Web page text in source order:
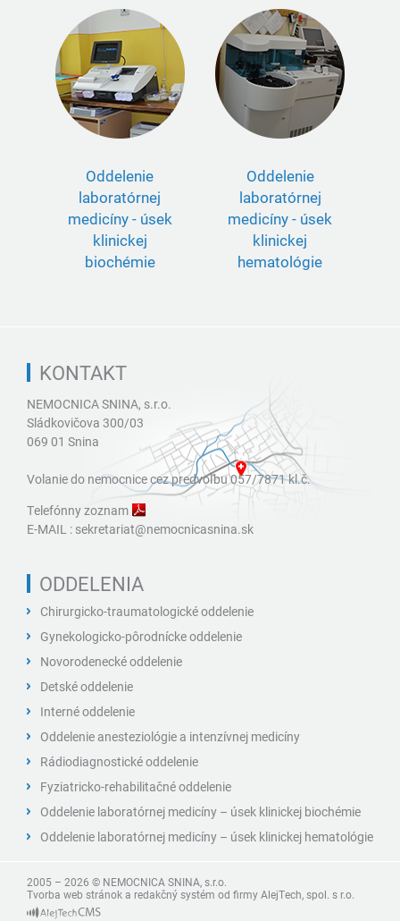
Oddelenie
laboratórnej
medicíny - úsek
klinickej
biochémie
Oddelenie
laboratórnej
medicíny - úsek
klinickej
hematológie
KONTAKT
NEMOCNICA SNINA, s.r.o.
Sládkovičova 300/03
069 01 Snina
Volanie do nemocnice cez predvoľbu 057/7871 kl.č.
Telefónny zoznam
E-MAIL : sekretariat@nemocnicasnina.sk
ODDELENIA
Chirurgicko-traumatologické oddelenie
Gynekologicko-pôrodnícke oddelenie
Novorodenecké oddelenie
Detské oddelenie
Interné oddelenie
Oddelenie anesteziológie a intenzívnej medicíny
Rádiodiagnostické oddelenie
Fyziatricko-rehabilitačné oddelenie
Oddelenie laboratórnej medicíny – úsek klinickej biochémie
Oddelenie laboratórnej medicíny – úsek klinickej hematológie
2005 – 2026 © NEMOCNICA SNINA, s.r.o.
Tvorba web stránoka redakčný systém od firmyAlejTech, spol. s r.o.